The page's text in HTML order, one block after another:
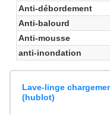
Anti-débordement
Anti-balourd
Anti-mousse
anti-inondation
Lave-linge
(hublot)